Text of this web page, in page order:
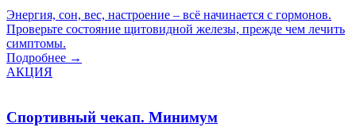
Энергия, сон, вес, настроение – всё начинается с гормонов.
Проверьте состояние щитовидной железы, прежде чем лечить
симптомы.
Подробнее →
АКЦИЯ
Спортивный чекап. Минимум